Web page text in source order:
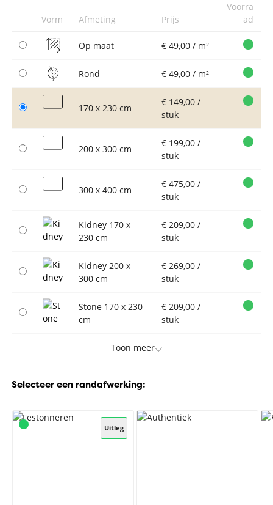
Vorm Afmeting Prijs
Voorra
ad
Op maat € 49,00 / m²
Rond € 49,00 / m²
170 x 230 cm
€ 149,00 /
stuk
200 x 300 cm
€ 199,00 /
stuk
300 x 400 cm
€ 475,00 /
stuk
Kidney 170 x
230 cm
€ 209,00 /
stuk
Kidney 200 x
300 cm
€ 269,00 /
stuk
Stone 170 x 230
cm
€ 209,00 /
stuk
Toon meer
Selecteer een randafwerking:
Uitleg